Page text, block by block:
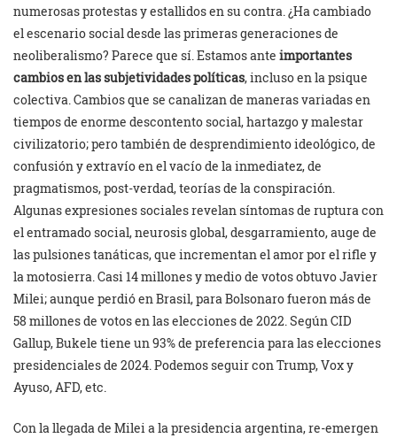
numerosas protestas y estallidos en su contra. ¿Ha cambiado
el escenario social desde las primeras generaciones de
neoliberalismo? Parece que sí. Estamos ante importantes
cambios en las subjetividades políticas, incluso en la psique
colectiva. Cambios que se canalizan de maneras variadas en
tiempos de enorme descontento social, hartazgo y malestar
civilizatorio; pero también de desprendimiento ideológico, de
confusión y extravío en el vacío de la inmediatez, de
pragmatismos, post-verdad, teorías de la conspiración.
Algunas expresiones sociales revelan síntomas de ruptura con
el entramado social, neurosis global, desgarramiento, auge de
las pulsiones tanáticas, que incrementan el amor por el rifle y
la motosierra. Casi 14 millones y medio de votos obtuvo Javier
Milei; aunque perdió en Brasil, para Bolsonaro fueron más de
58 millones de votos en las elecciones de 2022. Según CID
Gallup, Bukele tiene un 93% de preferencia para las elecciones
presidenciales de 2024. Podemos seguir con Trump, Vox y
Ayuso, AFD, etc.
Con la llegada de Milei a la presidencia argentina, re-emergen